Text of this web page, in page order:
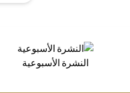
النشرة الأسبوعية